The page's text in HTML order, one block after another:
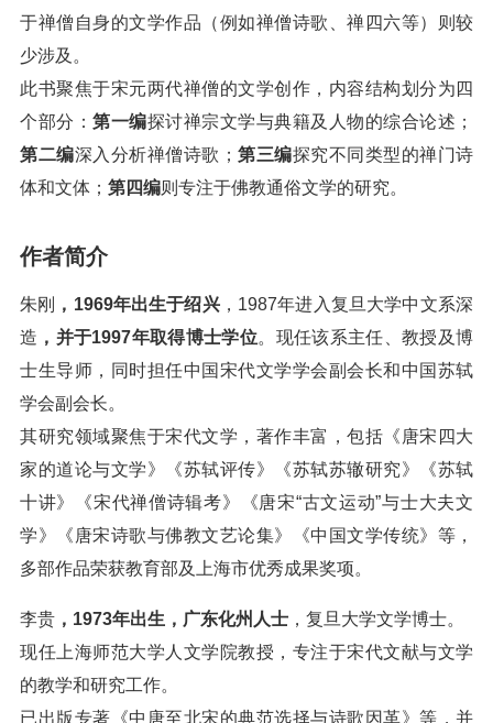
于禅僧自身的文学作品（例如禅僧诗歌、禅四六等）则较
少涉及。
此书聚焦于宋元两代禅僧的文学创作，内容结构划分为四
个部分： 第一编探讨禅宗文学与典籍及人物的综合论述；
第二编深入分析禅僧诗歌； 第三编探究不同类型的禅门诗
体和文体； 第四编则专注于佛教通俗文学的研究。
作者简介
朱刚 ，1969年出生于绍兴，1987年进入复旦大学中文系深
造 ，并于1997年取得博士学位。现任该系主任、教授及博
士生导师，同时担任中国宋代文学学会副会长和中国苏轼
学会副会长。
其研究领域聚焦于宋代文学，著作丰富，包括《唐宋四大
家的道论与文学》《苏轼评传》《苏轼苏辙研究》《苏轼
十讲》《宋代禅僧诗辑考》《唐宋“古文运动”与士大夫文
学》《唐宋诗歌与佛教文艺论集》《中国文学传统》等，
多部作品荣获教育部及上海市优秀成果奖项。
李贵 ，1973年出生，广东化州人士 ，复旦大学文学博士。
现任上海师范大学人文学院教授，专注于宋代文献与文学
的教学和研究工作。
已出版专著《中唐至北宋的典范选择与诗歌因革》等，并